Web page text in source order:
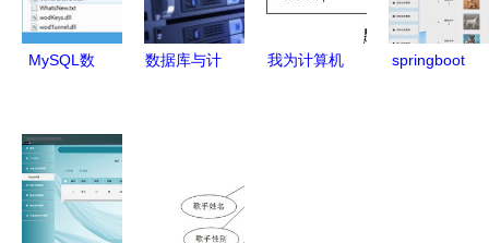
务的关键支
撑
MySQL数
v2.2.1绿色
版高效指南
数据库与计
效与安全的
数据基础设
我为计算机
springboot